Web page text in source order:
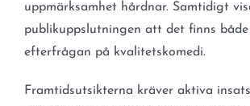
uppmärksamhet hårdnar. Samtidigt
publikuppslutningen att det finns både
efterfrågan på kvalitetskomedi.
Framtidsutsikterna kräver aktiva